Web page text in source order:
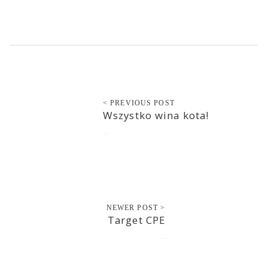
< PREVIOUS POST
Wszystko wina kota!
NEWER POST >
Target CPE